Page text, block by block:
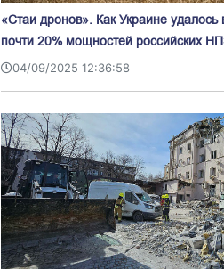
«Стаи дронов». Как Украине удалось
почти 20% мощностей российских
04/09/2025 12:36:58